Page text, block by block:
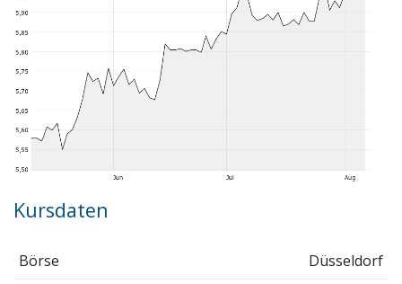
Kursdaten
Börse
Düsseldorf